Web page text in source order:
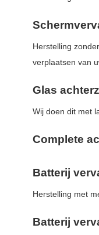
Herstelling
verplaatsen van
Glas
Wij doen dit met
Complete
Batterij
Herstelling met
Batterij